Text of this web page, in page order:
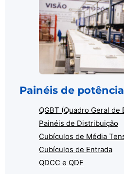
Painéis de potência
QGBT (Quadro Geral de
Painéis de Distribuição
Cubículos de Média
Cubículos de Entrada
QDCC e QDF